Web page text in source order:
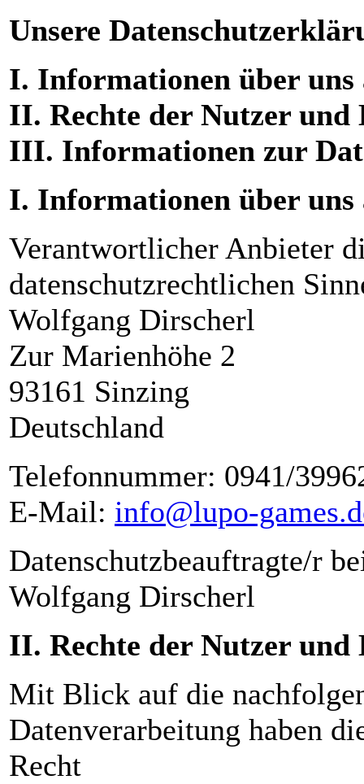
Unsere
I. Informationen über
II. Rechte der Nutzer und
III. Informationen zur
I. Informationen über
Verantwortlicher Anbieter
datenschutzrechtlichen
Wolfgang Dirscherl
Zur Marienhöhe 2
93161 Sinzing
Deutschland
Telefonnummer: 0941/
E-Mail: info@lupo-
Datenschutzbeauftragte/r
Wolfgang Dirscherl
II. Rechte der Nutzer und
Mit Blick auf die
Datenverarbeitung haben
Recht